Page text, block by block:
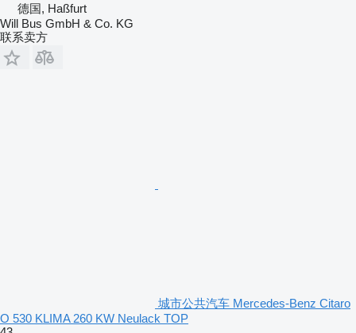
德国, Haßfurt
Will Bus GmbH & Co. KG
联系卖方
城市公共汽车 Mercedes-Benz Citaro
O 530 KLIMA 260 KW Neulack TOP